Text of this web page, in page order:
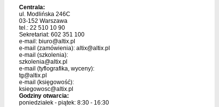
Centrala:
ul. Modlińska 246C
03-152 Warszawa
tel.: 22 510 10 90
Sekretariat: 602 351 100
e-mail: biuro@altix.pl
e-mail (zamówienia): altix@altix.pl
e-mail (szkolenia):
szkolenia@altix.pl
e-mail (tyflografika, wyceny):
tg@altix.pl
e-mail (księgowość):
ksiegowosc@altix.pl
Godziny otwarcia:
poniedziałek - piątek: 8:30 - 16:30